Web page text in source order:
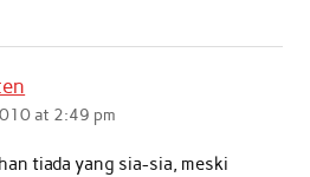
at 2:49 pm
tiada yang sia-sia, meski